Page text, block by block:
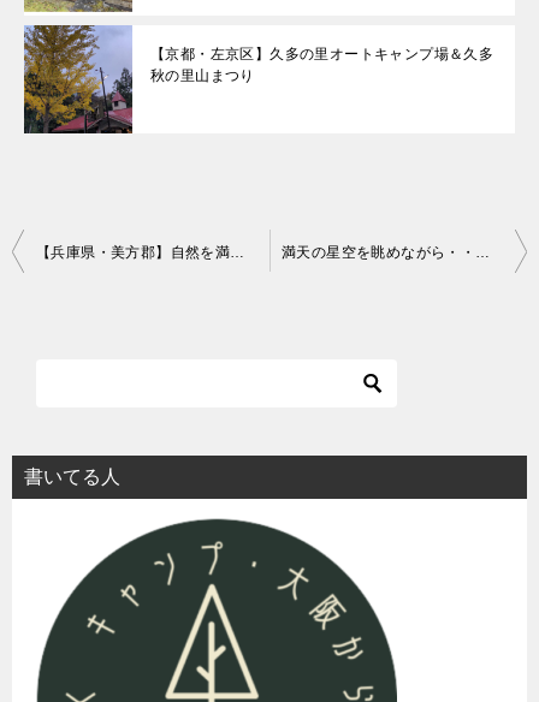
【京都・左京区】久多の里オートキャンプ場＆久多
秋の里山まつり
投
シ
【兵庫県・美方郡】自然を満喫したいならグリーンパークハチ北 満天の星空を眺めながら・・【滋賀・高島市】安曇川キャンプ場
書いてる人